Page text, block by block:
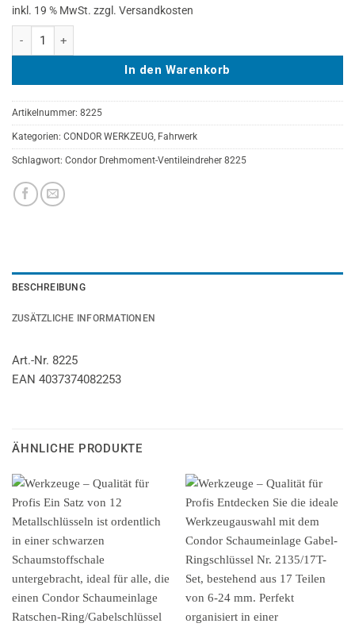
inkl. 19 % MwSt. zzgl. Versandkosten
In den Warenkorb
Artikelnummer: 8225
Kategorien: CONDOR WERKZEUG, Fahrwerk
Schlagwort: Condor Drehmoment-Ventileindreher 8225
BESCHREIBUNG
ZUSÄTZLICHE INFORMATIONEN
Art.-Nr. 8225
EAN 4037374082253
ÄHNLICHE PRODUKTE